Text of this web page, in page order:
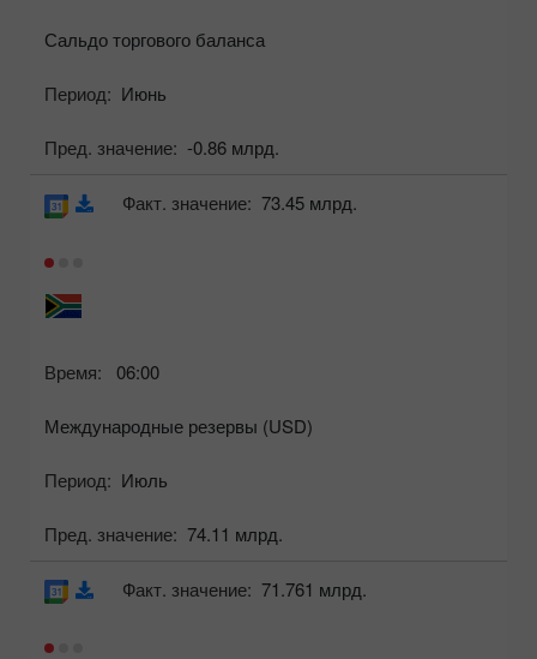
Сальдо торгового баланса
Период: Июнь
Пред. значение: -0.86 млрд.
Время: 06:00
Международные резервы (USD)
Период: Июль
Пред. значение: 74.11 млрд.
Факт. значение: 73.45 млрд.
Факт. значение: 71.761 млрд.